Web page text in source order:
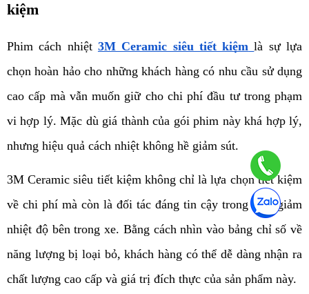
kiệm
Phim cách nhiệt 3M Ceramic siêu tiết kiệm là sự lựa
chọn hoàn hảo cho những khách hàng có nhu cầu sử dụng
cao cấp mà vẫn muốn giữ cho chi phí đầu tư trong phạm
vi hợp lý. Mặc dù giá thành của gói phim này khá hợp lý,
nhưng hiệu quả cách nhiệt không hề giảm sút.
3M Ceramic siêu tiết kiệm không chỉ là lựa chọn tiết kiệm
về chi phí mà còn là đối tác đáng tin cậy trong việc giảm
nhiệt độ bên trong xe. Bằng cách nhìn vào bảng chỉ số về
năng lượng bị loại bỏ, khách hàng có thể dễ dàng nhận ra
chất lượng cao cấp và giá trị đích thực của sản phẩm này.